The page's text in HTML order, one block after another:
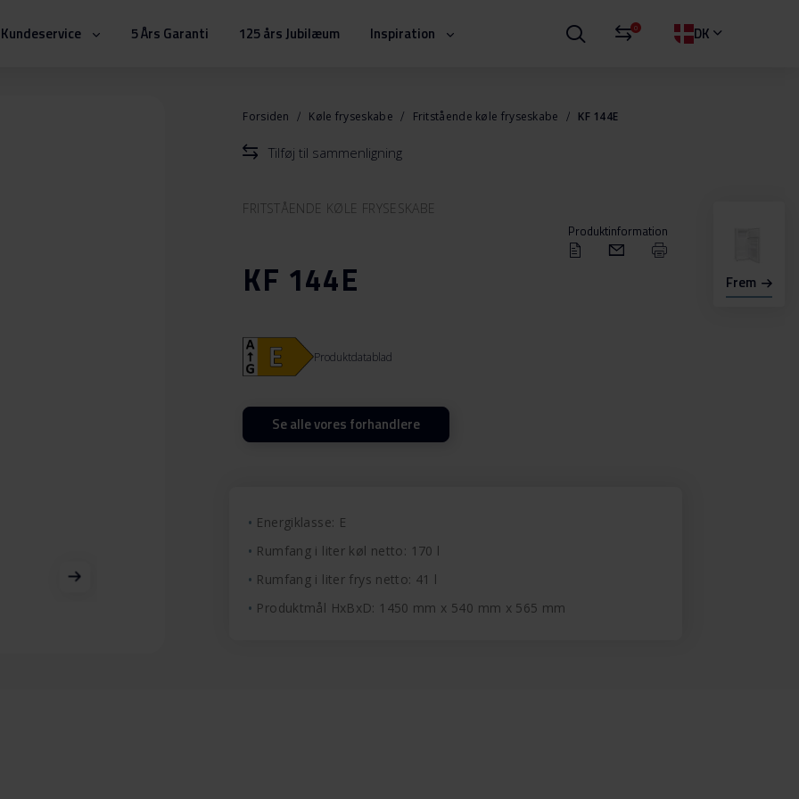
Kundeservice 5 Års Garanti 125 års Jubilæum Inspiration 0 DK
Frem
Forsiden Køle fryseskabe Fritstående køle fryseskabe KF 144E
Tilføj til sammenligning
FRITSTÅENDE KØLE FRYSESKABE
Produktinformation
KF 144E
Produktdatablad
Se alle vores forhandlere
Energiklasse: E
Rumfang i liter køl netto: 170 l
Rumfang i liter frys netto: 41 l
Produktmål HxBxD: 1450 mm x 540 mm x 565 mm